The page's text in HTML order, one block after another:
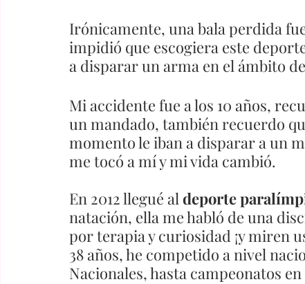
Irónicamente, una bala perdida
impidió que escogiera este
a disparar un arma en el ámbito
Mi accidente fue a los 10 años,
un mandado, también recuerdo
momento le iban a disparar a un
me tocó a mí y mi vida cambió.
En 2012 llegué al deporte
natación, ella me habló de una
por terapia y curiosidad ¡y miren
38 años, he competido a nivel
Nacionales, hasta campeonatos